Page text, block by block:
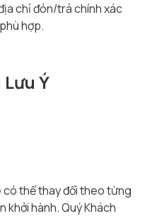
chỉ đón/trả chính xác
hợp.
Ý
có thể thay đổi theo từng
khởi hành. Quý Khách